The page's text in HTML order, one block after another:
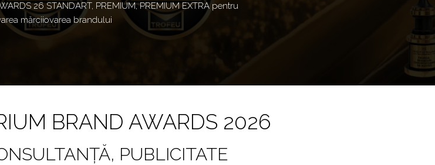
26 STANDART, PREMIUM, PREMIUM EXTRA pentru
mărciiovarea brandului
BRAND AWARDS 2026
PUBLICITATE